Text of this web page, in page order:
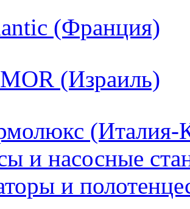
(Франция)
(Израиль)
(Италия-
и насосные
и